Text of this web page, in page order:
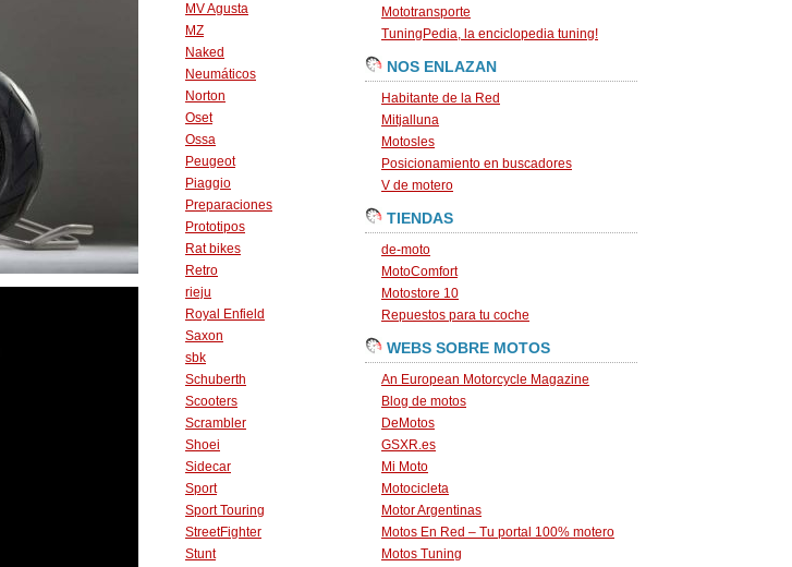
MV Agusta
MZ
Naked
Neumáticos
Norton
Oset
Ossa
Peugeot
Piaggio
Preparaciones
Prototipos
Rat bikes
Retro
rieju
Royal Enfield
Saxon
sbk
Schuberth
Scooters
Scrambler
Shoei
Sidecar
Sport
Sport Touring
StreetFighter
Stunt
Mototransporte
TuningPedia, la enciclopedia tuning!
NOS ENLAZAN
Habitante de la Red
Mitjalluna
Motosles
Posicionamiento en buscadores
V de motero
TIENDAS
de-moto
MotoComfort
Motostore 10
Repuestos para tu coche
WEBS SOBRE MOTOS
An European Motorcycle Magazine
Blog de motos
DeMotos
GSXR.es
Mi Moto
Motocicleta
Motor Argentinas
Motos En Red – Tu portal 100% motero
Motos Tuning